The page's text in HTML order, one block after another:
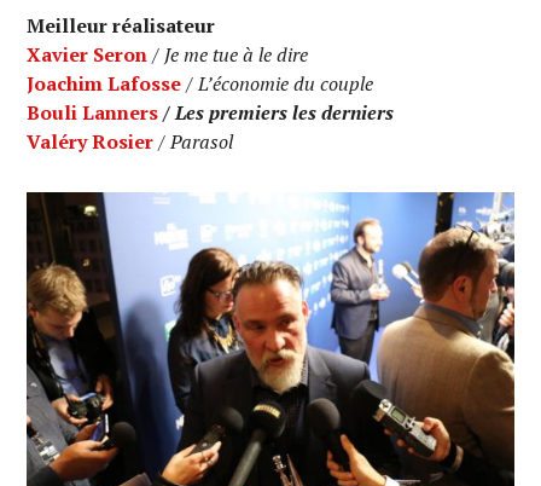
Meilleur réalisateur
Xavier Seron/ Je me tue à le dire
Joachim Lafosse/L’économie du couple
Bouli Lanners/Les premiers les derniers
Valéry Rosier/Parasol